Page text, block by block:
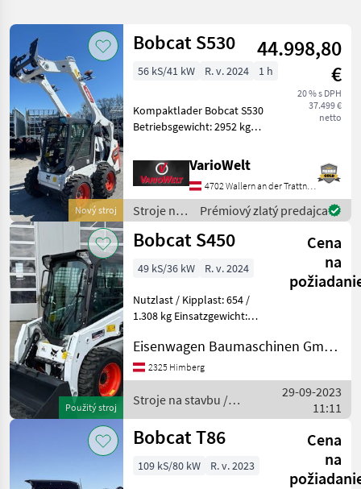
Nový stroj
Bobcat S530
44.998,80
€
20 % s DPH
37.499 €
netto
56 kS/41 kW R. v. 2024 1 h
Kompaktlader Bobcat S530
Betriebsgewicht: 2952 kg
Nutzlast: 911 kg
Förderleistung Standard
Hydraulik: 64, 7 l/min
Motor: Bobcat 2, 4 l
VarioWelt
4702 Wallern an der Trattnach
Stroje na
stavbu /
Bobcat
Prémiový zlatý predajca
Použitý stroj
Bobcat S450
Cena
na
49 kS/36 kW R. v. 2024
Nutzlast / Kipplast: 654 /
1.308 kg Einsatzgewicht:
Sämtlich Anbaugeräte auf
Anfrage Palivo: Stroje na
stavbu Kompaktný
nakladač
Eisenwagen Baumaschinen GmbH
2325 Himberg
Stroje na stavbu /
Bobcat
29-09-2023
11:11
Bobcat T86
Cena
na
109 kS/80 kW R. v. 2023